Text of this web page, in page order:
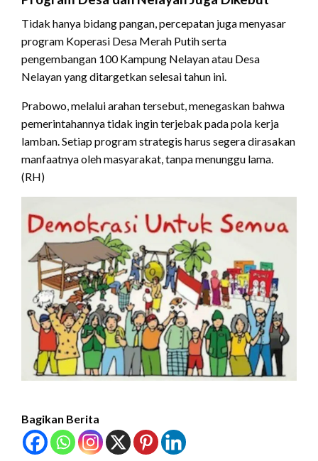
Tidak hanya bidang pangan, percepatan juga menyasar
program Koperasi Desa Merah Putih serta
pengembangan 100 Kampung Nelayan atau Desa
Nelayan yang ditargetkan selesai tahun ini.
Prabowo, melalui arahan tersebut, menegaskan bahwa
pemerintahannya tidak ingin terjebak pada pola kerja
lamban. Setiap program strategis harus segera dirasakan
manfaatnya oleh masyarakat, tanpa menunggu lama.
(RH)
Bagikan Berita